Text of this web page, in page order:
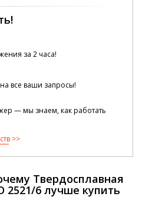
за 2 часа!
все ваши запросы!
— мы знаем, как работать
Твердосплавная
2521/6 лучше купить